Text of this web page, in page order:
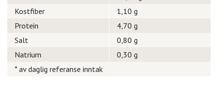
Kostfiber
1,10 g
Protein
4,70 g
Salt
0,80 g
Natrium
0,30 g
* av daglig referanse inntak